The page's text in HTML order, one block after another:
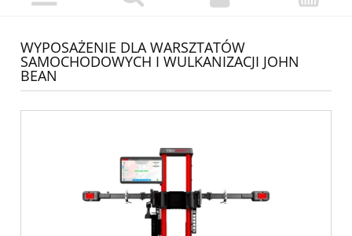
WYPOSAŻENIE DLA WARSZTATÓW
SAMOCHODOWYCH I WULKANIZACJI JOHN
BEAN